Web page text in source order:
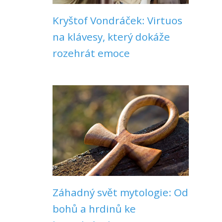
Kryštof Vondráček: Virtuos
na klávesy, který dokáže
rozehrát emoce
Záhadný svět mytologie: Od
bohů a hrdinů ke